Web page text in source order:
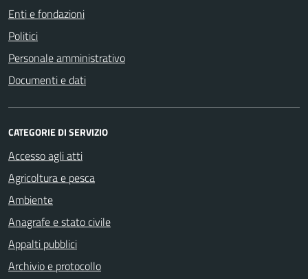
Enti e fondazioni
Politici
Personale amministrativo
Documenti e dati
CATEGORIE DI SERVIZIO
Accesso agli atti
Agricoltura e pesca
Ambiente
Anagrafe e stato civile
Appalti pubblici
Archivio e protocollo